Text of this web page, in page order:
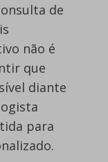
de
não é
que
diante
para